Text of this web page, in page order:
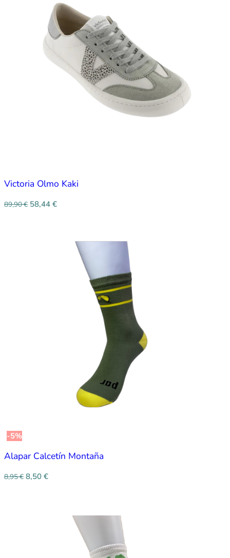
Victoria Olmo Kaki
89,90€ 58,44 €
-5%
Alapar Calcetín Montaña
8,95€ 8,50 €